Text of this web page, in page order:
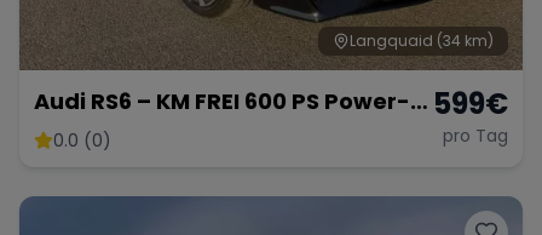
Langquaid (34 km)
Audi RS6 – KM FREI 600 PS Power-
Kombi
0.0 (0)
599€
pro Tag